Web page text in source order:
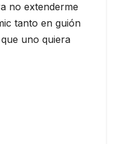
no extenderme
tanto en guión
uno quiera